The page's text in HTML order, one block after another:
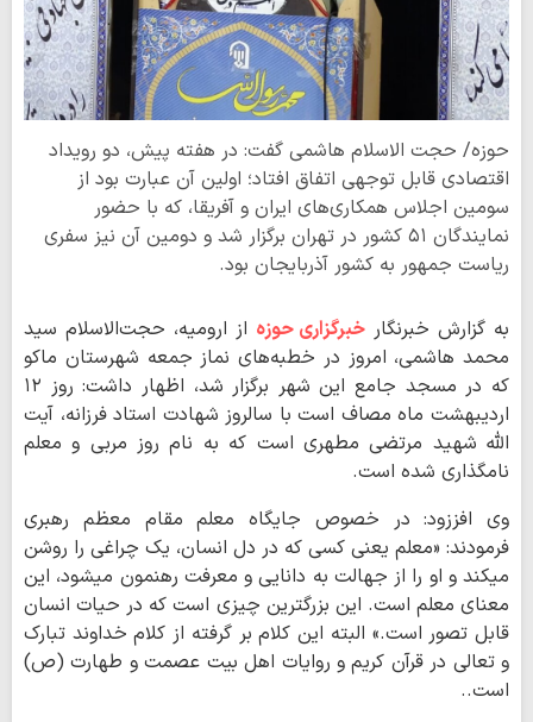
حوزه/ حجت الاسلام هاشمی گفت: در هفته پیش، دو رویداد
اقتصادی قابل توجهی اتفاق افتاد؛ اولین آن عبارت بود از
سومین اجلاس همکاری‌های ایران و آفریقا، که با حضور
نمایندگان ۵۱ کشور در تهران برگزار شد و دومین آن نیز سفری
ریاست جمهور به کشور آذربایجان بود.
به گزارش خبرنگار خبرگزاری حوزه از ارومیه، حجت‌الاسلام سید
محمد هاشمی، امروز در خطبه‌های نماز جمعه شهرستان ماکو
که در مسجد جامع این شهر برگزار شد، اظهار داشت: روز ۱۲
اردیبهشت ماه مصاف است با سالروز شهادت استاد فرزانه، آیت
الله شهید مرتضی مطهری است که به نام روز مربی و معلم
نام‍گذاری شده است.
وی افززود: در خصوص جایگاه معلم مقام معظم رهبری
فرمودند: «معلم یعنی کسی که در دل انسان، یک چراغی را روشن
می‏کند و او را از جهالت به دانایی و معرفت رهنمون می‏شود، این
معنای معلم است. این بزرگترین چیزی است که در حیات انسان
قابل تصور است.» البته این کلام بر گرفته از کلام خداوند تبارک
و تعالی در قرآن کریم و روایات اهل بیت عصمت و طهارت (ص)
است..